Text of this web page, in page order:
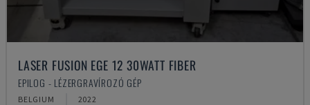
LASER FUSION EGE 12 30WATT FIBER
EPILOG - LÉZERGRAVÍROZÓ GÉP
BELGIUM 2022